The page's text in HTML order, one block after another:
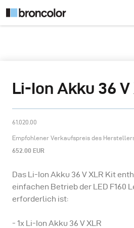
Li-Ion Akku 36
61.020.00
Empfohlener Verkaufspreis des
652.00 EUR
Das Li-Ion Akku 36 V XLR Kit
einfachen Betrieb der LED F160
erforderlich ist:
- 1x Li-Ion Akku 36 V XLR